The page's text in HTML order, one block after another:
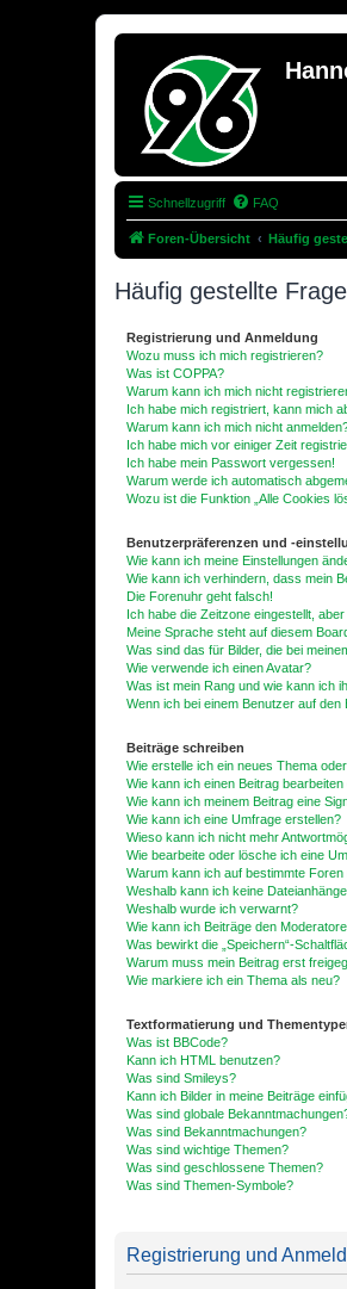
Schnellzugriff FAQ
Foren-Übersicht Häufig
Häufig gestellte
Registrierung und Anmeldung
Wozu muss ich mich registrieren?
Was ist COPPA?
Warum kann ich mich nicht
Ich habe mich registriert, kann mich
Warum kann ich mich nicht
Ich habe mich vor einiger Zeit
Ich habe mein Passwort vergessen!
Warum werde ich automatisch
Wozu ist die Funktion „Alle Cookies
Benutzerpräferenzen und -
Wie kann ich meine Einstellungen
Wie kann ich verhindern, dass mein
Die Forenuhr geht falsch!
Ich habe die Zeitzone eingestellt,
Meine Sprache steht auf diesem
Was sind das für Bilder, die bei
Wie verwende ich einen Avatar?
Was ist mein Rang und wie kann ich
Wenn ich bei einem Benutzer auf
Beiträge schreiben
Wie erstelle ich ein neues Thema
Wie kann ich einen Beitrag
Wie kann ich meinem Beitrag eine
Wie kann ich eine Umfrage erstellen?
Wieso kann ich nicht mehr
Wie bearbeite oder lösche ich eine
Warum kann ich auf bestimmte
Weshalb kann ich keine
Weshalb wurde ich verwarnt?
Wie kann ich Beiträge den
Was bewirkt die „Speichern“-
Warum muss mein Beitrag erst
Wie markiere ich ein Thema als neu?
Textformatierung und
Was ist BBCode?
Kann ich HTML benutzen?
Was sind Smileys?
Kann ich Bilder in meine Beiträge
Was sind globale
Was sind Bekanntmachungen?
Was sind wichtige Themen?
Was sind geschlossene Themen?
Was sind Themen-Symbole?
Registrierung und